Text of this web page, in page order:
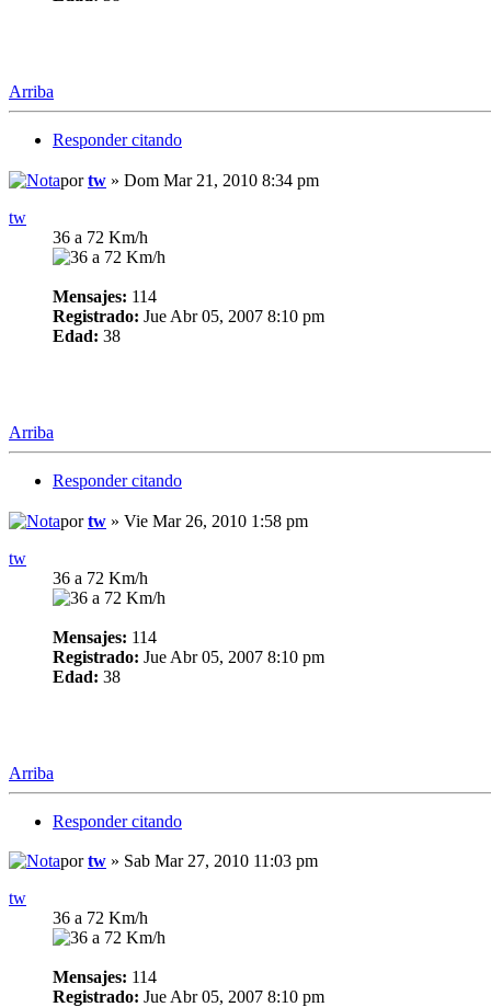
Arriba
Responder citando
portw » Dom Mar 21, 2010 8:34 pm
tw
36 a 72 Km/h
Mensajes: 114
Registrado: Jue Abr 05, 2007 8:10 pm
Edad: 38
Arriba
Responder citando
portw » Vie Mar 26, 2010 1:58 pm
tw
36 a 72 Km/h
Mensajes: 114
Registrado: Jue Abr 05, 2007 8:10 pm
Edad: 38
Arriba
Responder citando
portw » Sab Mar 27, 2010 11:03 pm
tw
36 a 72 Km/h
Mensajes: 114
Registrado: Jue Abr 05, 2007 8:10 pm